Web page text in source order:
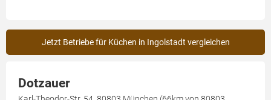
Jetzt Betriebe für Küchen in Ingolstadt vergleichen
Dotzauer